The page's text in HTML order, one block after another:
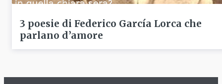
3 poesie di Federico García Lorca che
parlano d’amore